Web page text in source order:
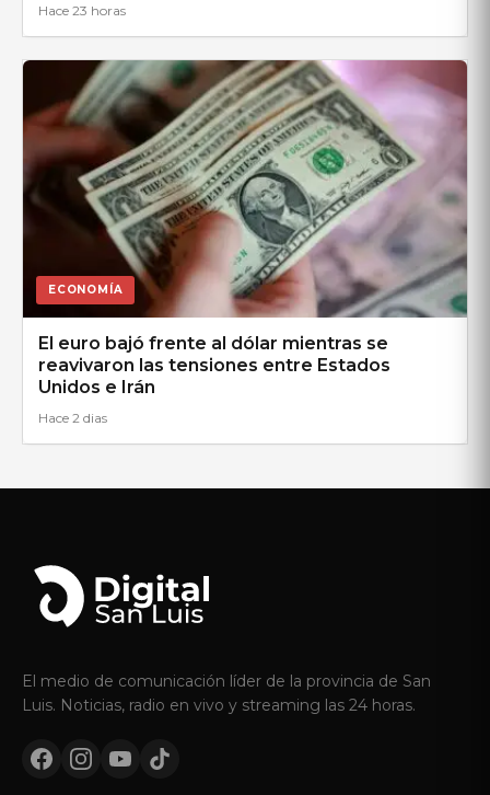
Hace 23 horas
ECONOMÍA
El euro bajó frente al dólar mientras se
reavivaron las tensiones entre Estados
Unidos e Irán
Hace 2 dias
El medio de comunicación líder de la provincia de San
Luis. Noticias, radio en vivo y streaming las 24 horas.